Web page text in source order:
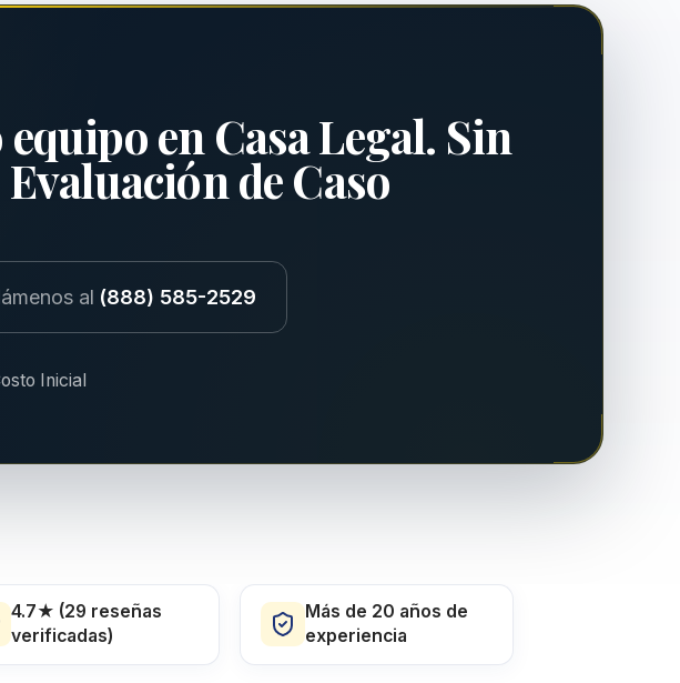
en Casa Legal. Sin
de Caso
al (888) 585-2529
Inicial
4.7★ (29 reseñas
verificadas)
Más de 20 años de
experiencia